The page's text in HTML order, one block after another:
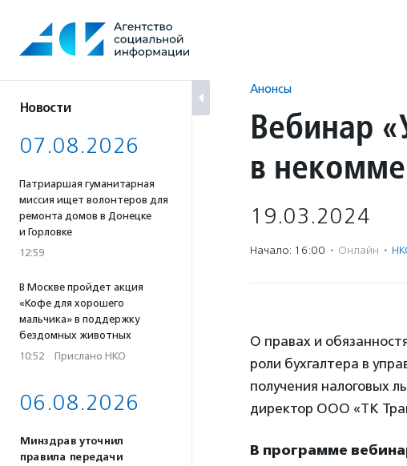
содержанию
Новости
07.08.2026
Патриаршая гуманитарная
миссия ищет волонтеров для
ремонта домов в Донецке
и Горловке
12:59
В Москве пройдет акция
«Кофе для хорошего
мальчика» в поддержку
бездомных животных
10:52 · Прислано НКО
06.08.2026
Минздрав уточнил
правила передачи
Анонсы
Вебинар
в
19.03.2024
Начало: 16:00 · Онлайн ·
О правах и
роли бухгалтера в
получения налоговых
директор ООО «ТК
В программе